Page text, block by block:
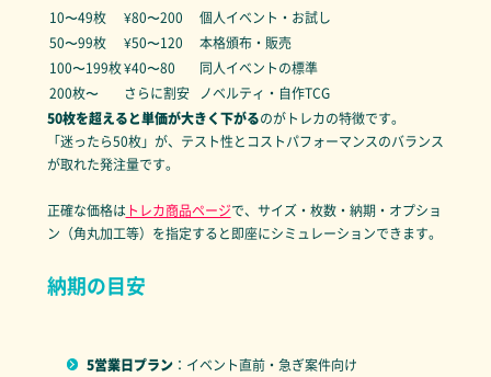
10〜49枚
¥80〜200
個人イベント・お試し
50〜99枚
¥50〜120
本格頒布・販売
100〜199枚¥40〜80
同人イベントの標準
200枚〜
さらに割安
ノベルティ・自作TCG
50枚を超えると単価が大きく下がるのがトレカの特徴です。
「迷ったら50枚」が、テスト性とコストパフォーマンスのバランス
が取れた発注量です。
正確な価格はトレカ商品ページで、サイズ・枚数・納期・オプショ
ン（角丸加工等）を指定すると即座にシミュレーションできます。
納期の目安
5営業日プラン：イベント直前・急ぎ案件向け